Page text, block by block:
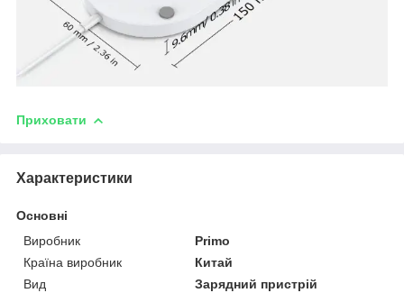
Приховати
Характеристики
Основні
Виробник
Primo
Країна виробник
Китай
Вид
Зарядний пристрій